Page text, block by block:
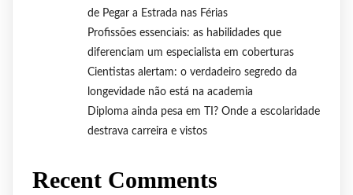
de Pegar a Estrada nas Férias
Profissões essenciais: as habilidades que
diferenciam um especialista em coberturas
Cientistas alertam: o verdadeiro segredo da
longevidade não está na academia
Diploma ainda pesa em TI? Onde a escolaridade
destrava carreira e vistos
Recent Comments